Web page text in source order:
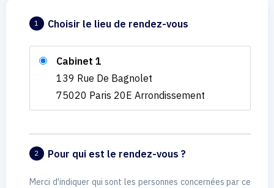
1 Choisir le lieu de rendez-vous
Cabinet 1
139 Rue De Bagnolet
75020 Paris 20E Arrondissement
2 Pour qui est le rendez-vous ?
Merci d'indiquer qui sont les personnes concernées par ce